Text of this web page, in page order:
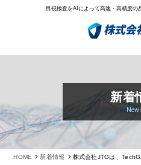
目視検査をAIによって高速・高精度
新着
HOME 新着情報